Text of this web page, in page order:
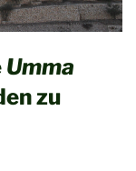
Umma
zu